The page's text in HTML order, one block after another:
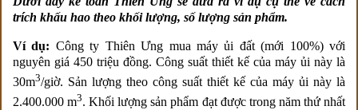
trích khấu hao theo khối lượng, số lượng sản phẩm.
Ví dụ: Công ty Thiên Ưng mua máy ủi đất (mới 100%) với
nguyên giá 450 triệu đồng. Công suất thiết kế của máy ủi này là
30m3/giờ. Sản lượng theo công suất thiết kế của máy ủi này là
2.400.000 m3. Khối lượng sản phẩm đạt được trong năm thứ nhất